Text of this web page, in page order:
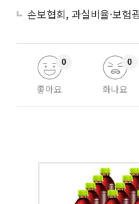
좋아요
0
화나요
0